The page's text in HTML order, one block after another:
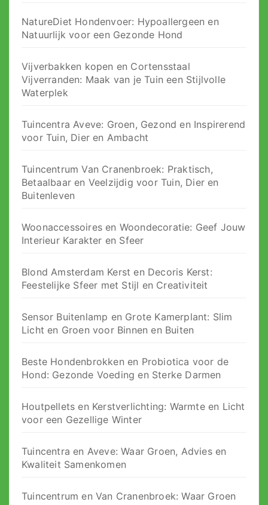
NatureDiet Hondenvoer: Hypoallergeen en
Natuurlijk voor een Gezonde Hond
Vijverbakken kopen en Cortensstaal
Vijverranden: Maak van je Tuin een Stijlvolle
Waterplek
Tuincentra Aveve: Groen, Gezond en Inspirerend
voor Tuin, Dier en Ambacht
Tuincentrum Van Cranenbroek: Praktisch,
Betaalbaar en Veelzijdig voor Tuin, Dier en
Buitenleven
Woonaccessoires en Woondecoratie: Geef Jouw
Interieur Karakter en Sfeer
Blond Amsterdam Kerst en Decoris Kerst:
Feestelijke Sfeer met Stijl en Creativiteit
Sensor Buitenlamp en Grote Kamerplant: Slim
Licht en Groen voor Binnen en Buiten
Beste Hondenbrokken en Probiotica voor de
Hond: Gezonde Voeding en Sterke Darmen
Houtpellets en Kerstverlichting: Warmte en Licht
voor een Gezellige Winter
Tuincentra en Aveve: Waar Groen, Advies en
Kwaliteit Samenkomen
Tuincentrum en Van Cranenbroek: Waar Groen